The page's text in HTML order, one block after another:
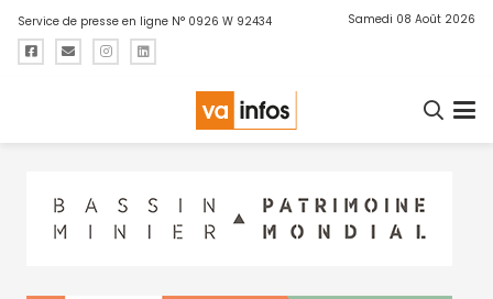
Service de presse en ligne N° 0926 W 92434 Samedi 08 Août 2026